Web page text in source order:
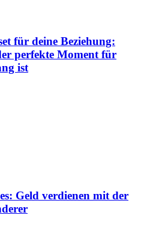
für deine Beziehung:
perfekte Moment für
ist
Geld verdienen mit der